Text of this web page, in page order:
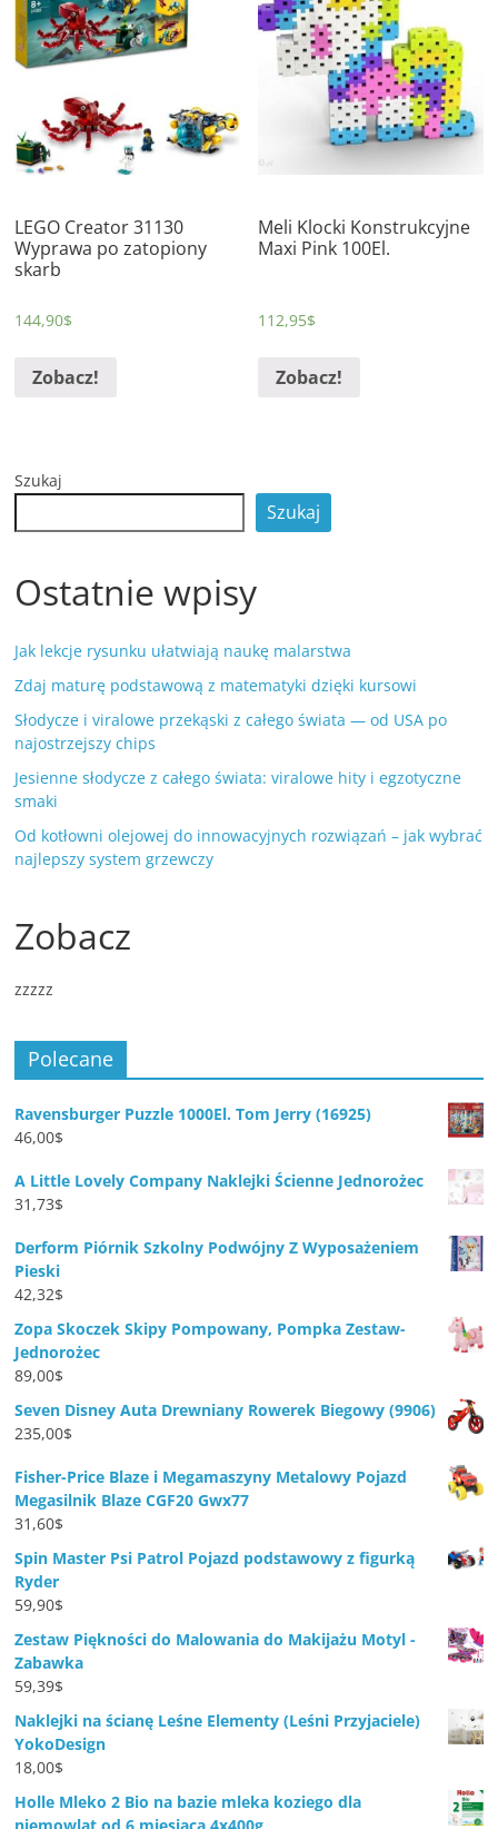
LEGO Creator 31130
Wyprawa po zatopiony
skarb
144,90$
Zobacz!
Meli Klocki Konstrukcyjne
Maxi Pink 100El.
112,95$
Zobacz!
Szukaj
Szukaj
Ostatnie wpisy
Jak lekcje rysunku ułatwiają naukę malarstwa
Zdaj maturę podstawową z matematyki dzięki kursowi
Słodycze i viralowe przekąski z całego świata — od USA po
najostrzejszy chips
Jesienne słodycze z całego świata: viralowe hity i egzotyczne
smaki
Od kotłowni olejowej do innowacyjnych rozwiązań – jak wybrać
najlepszy system grzewczy
Zobacz
zzzzz
Polecane
Ravensburger Puzzle 1000El. Tom Jerry (16925)
46,00$
A Little Lovely Company Naklejki Ścienne Jednorożec
31,73$
Derform Piórnik Szkolny Podwójny Z Wyposażeniem
Pieski
42,32$
Zopa Skoczek Skipy Pompowany, Pompka Zestaw-
Jednorożec
89,00$
Seven Disney Auta Drewniany Rowerek Biegowy (9906)
235,00$
Fisher-Price Blaze i Megamaszyny Metalowy Pojazd
Megasilnik Blaze CGF20 Gwx77
31,60$
Spin Master Psi Patrol Pojazd podstawowy z figurką
Ryder
59,90$
Zestaw Piękności do Malowania do Makijażu Motyl -
Zabawka
59,39$
Naklejki na ścianę Leśne Elementy (Leśni Przyjaciele)
YokoDesign
18,00$
Holle Mleko 2 Bio na bazie mleka koziego dla
niemowląt od 6 miesiąca 4x400g